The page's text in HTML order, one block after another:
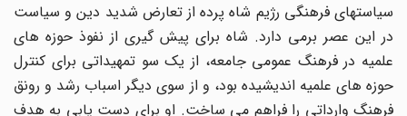
سیاستهای فرهنگی رژیم شاه پرده از تعارض شدید دین و سیاست
در این عصر برمی دارد. شاه برای پیش گیری از نفوذ حوزه های
علمیه در فرهنگ عمومی جامعه، از یک سو تمهیداتی برای کنترل
حوزه های علمیه اندیشیده بود، و از سوی دیگر اسباب رشد و رونق
فرهنگ وارداتی را فراهم می ساخت. او برای دست یابی به هدف